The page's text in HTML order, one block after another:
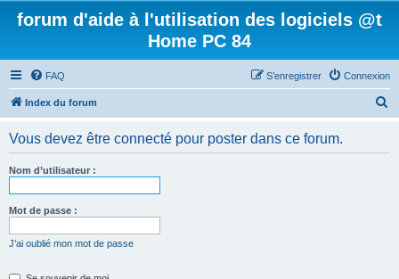
forum d'aide à l'utilisation des logiciels @t
Home PC 84
FAQ Connexion
S’enregistrer
Index du forum
Vous devez être connecté pour poster dans ce forum.
Nom d’utilisateur :
Mot de passe :
J’ai oublié mon mot de passe